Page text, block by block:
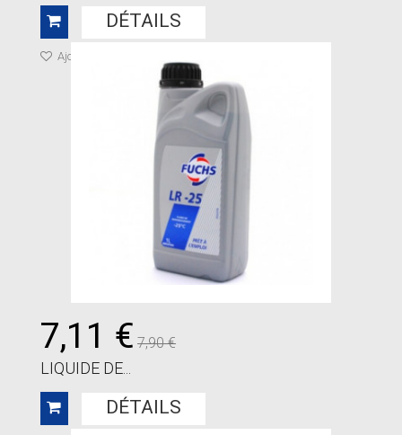
DÉTAILS
Ajouter à ma liste de cadeaux
7,11 € 7,90 €
LIQUIDE DE...
DÉTAILS